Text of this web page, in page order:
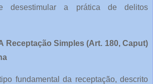
desestimular a prática de delitos
Receptação Simples (Art. 180, Caput)
fundamental da receptação, descrito